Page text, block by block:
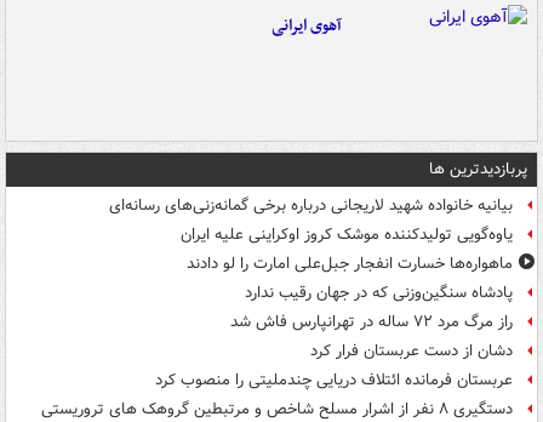
آهوی ایرانی
پربازدیدترین ها
بیانیه خانواده شهید لاریجانی درباره برخی گمانه‌زنی‌های رسانه‌ای
یاوه‌گویی تولیدکننده موشک کروز اوکراینی علیه ایران
ماهواره‌ها خسارت انفجار جبل‌علی امارت را لو دادند
پادشاه سنگین‌وزنی که در جهان رقیب ندارد
راز مرگ مرد ۷۲ ساله در تهرانپارس فاش شد
دشان از دست عربستان فرار کرد
عربستان فرمانده ائتلاف دریایی چندملیتی را منصوب کرد
دستگیری ۸ نفر از اشرار مسلح شاخص و مرتبطین گروهک های تروریستی